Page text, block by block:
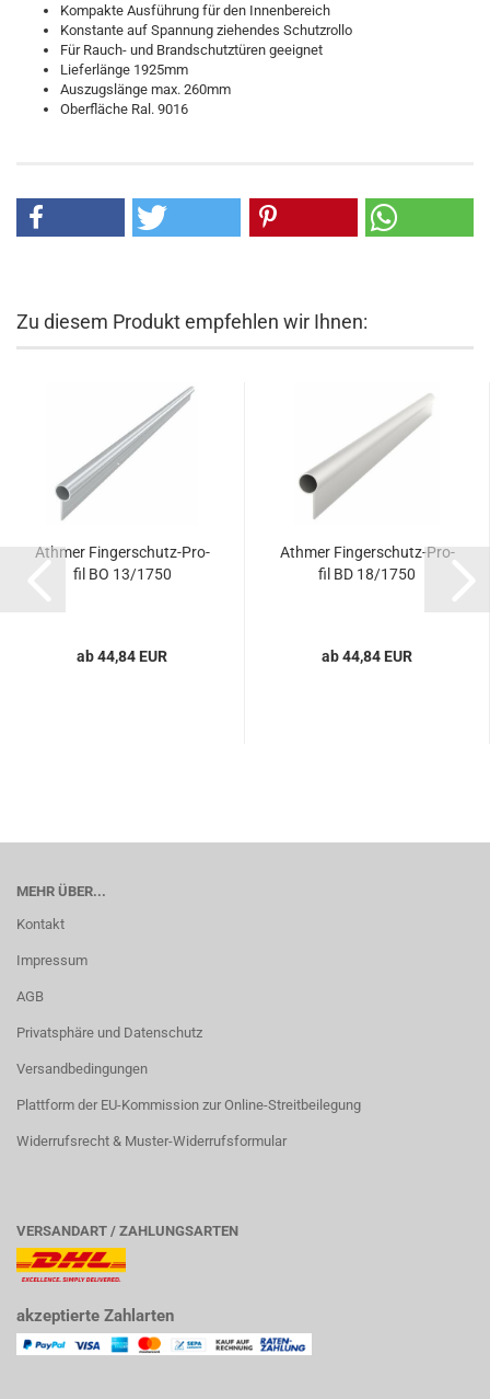
Kompakte Ausführung für den Innenbereich
Konstante auf Spannung ziehendes Schutzrollo
Für Rauch- und Brandschutztüren geeignet
Lieferlänge 1925mm
Auszugslänge max. 260mm
Oberfläche Ral. 9016
Zu diesem Produkt empfehlen wir Ihnen:
Ath­mer Fingerschutz-​​Pro­
fil BO 13/1750
ab 44,84 EUR
Ath­mer Fingerschutz-​​Pro­
fil BD 18/1750
ab 44,84 EUR
MEHR ÜBER...
Kontakt
Impressum
AGB
Privatsphäre und Datenschutz
Versandbedingungen
Plattform der EU-Kommission zur Online-Streitbeilegung
Widerrufsrecht & Muster-Widerrufsformular
VERSANDART / ZAHLUNGSARTEN
akzeptierte Zahlarten